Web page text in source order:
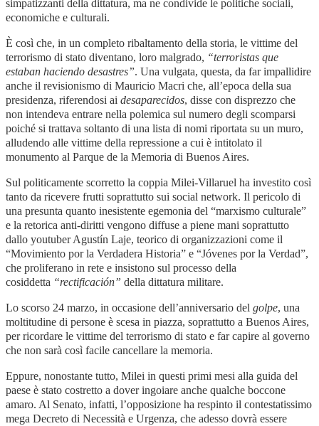
simpatizzanti della dittatura, ma ne condivide le politiche sociali,
economiche e culturali.
È così che, in un completo ribaltamento della storia, le vittime del
terrorismo di stato diventano, loro malgrado, “terroristas que
estaban haciendo desastres”. Una vulgata, questa, da far impallidire
anche il revisionismo di Mauricio Macri che, all’epoca della sua
presidenza, riferendosi ai desaparecidos, disse con disprezzo che
non intendeva entrare nella polemica sul numero degli scomparsi
poiché si trattava soltanto di una lista di nomi riportata su un muro,
alludendo alle vittime della repressione a cui è intitolato il
monumento al Parque de la Memoria di Buenos Aires.
Sul politicamente scorretto la coppia Milei-Villaruel ha investito così
tanto da ricevere frutti soprattutto sui social network. Il pericolo di
una presunta quanto inesistente egemonia del “marxismo culturale”
e la retorica anti-diritti vengono diffuse a piene mani soprattutto
dallo youtuber Agustín Laje, teorico di organizzazioni come il
“Movimiento por la Verdadera Historia” e “Jóvenes por la Verdad”,
che proliferano in rete e insistono sul processo della
cosiddetta “rectificación” della dittatura militare.
Lo scorso 24 marzo, in occasione dell’anniversario del golpe, una
moltitudine di persone è scesa in piazza, soprattutto a Buenos Aires,
per ricordare le vittime del terrorismo di stato e far capire al governo
che non sarà così facile cancellare la memoria.
Eppure, nonostante tutto, Milei in questi primi mesi alla guida del
paese è stato costretto a dover ingoiare anche qualche boccone
amaro. Al Senato, infatti, l’opposizione ha respinto il contestatissimo
mega Decreto di Necessità e Urgenza, che adesso dovrà essere